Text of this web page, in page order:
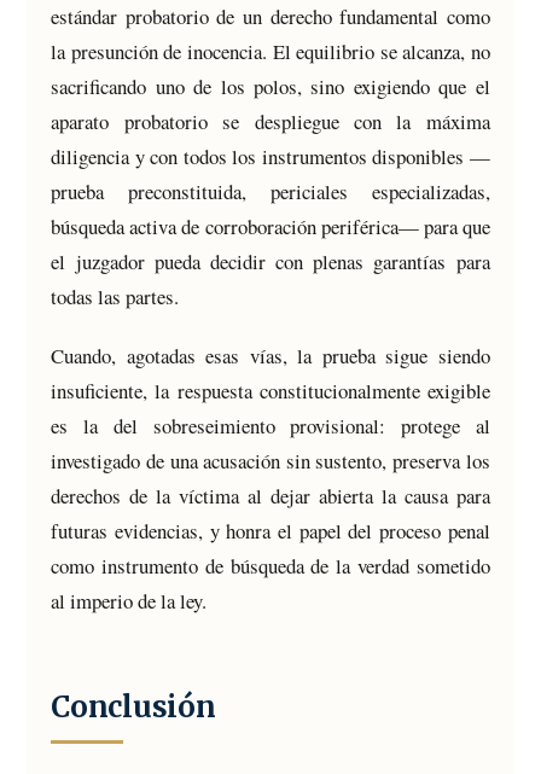
estándar probatorio de un derecho fundamental como
la presunción de inocencia. El equilibrio se alcanza, no
sacrificando uno de los polos, sino exigiendo que el
aparato probatorio se despliegue con la máxima
diligencia y con todos los instrumentos disponibles —
prueba preconstituida, periciales especializadas,
búsqueda activa de corroboración periférica— para que
el juzgador pueda decidir con plenas garantías para
todas las partes.
Cuando, agotadas esas vías, la prueba sigue siendo
insuficiente, la respuesta constitucionalmente exigible
es la del sobreseimiento provisional: protege al
investigado de una acusación sin sustento, preserva los
derechos de la víctima al dejar abierta la causa para
futuras evidencias, y honra el papel del proceso penal
como instrumento de búsqueda de la verdad sometido
al imperio de la ley.
Conclusión